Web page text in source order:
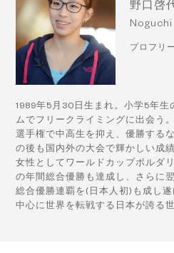
野口啓
プロフリ
1989年5月30日生まれ。小学5年生
ムでフリークライミングに出会う
選手権で中高生を抑え、優勝する
の後も国内外の大会で輝かしい成
女性としてワールドカップボルダ
の年間総合優勝も達成し、さらに
総合優勝連覇を(日本人初)も成し
中心に世界を転戦する日本が誇る